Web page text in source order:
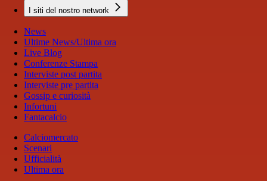
I siti del nostro network
News
Ultime News/Ultima ora
Live Blog
Conferenze Stampa
Interviste post partita
Interviste pre partita
Gossip e curiosità
Infortuni
Fantacalcio
Calciomercato
Scenari
Ufficialità
Ultima ora